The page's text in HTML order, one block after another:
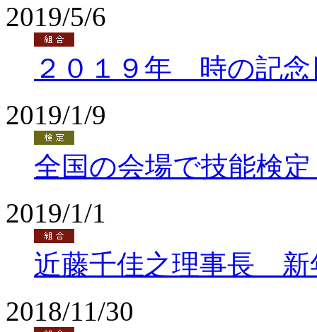
2019/5/6
２０１９年 時の記
2019/1/9
全国の会場で技能検
2019/1/1
近藤千佳之理事長 新
2018/11/30